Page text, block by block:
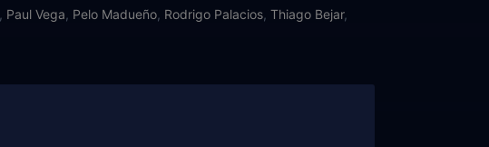
Paul Vega Pelo Madueño Rodrigo Palacios Thiago Bejar,